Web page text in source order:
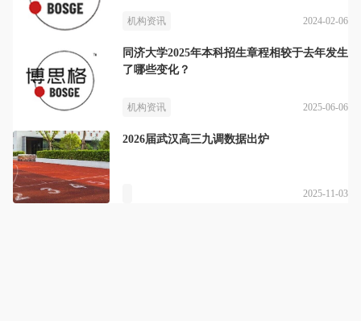
机构资讯 2024-02-06
同济大学2025年本科招生章程相较于去年发生
了哪些变化？
机构资讯 2025-06-06
2026届武汉高三九调数据出炉
2025-11-03